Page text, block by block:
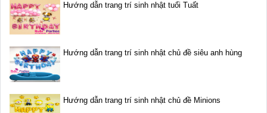
Hướng dẫn trang trí sinh nhật tuổi Tuất
Hướng dẫn trang trí sinh nhật chủ đề siêu anh hùng
Hướng dẫn trang trí sinh nhật chủ đề Minions